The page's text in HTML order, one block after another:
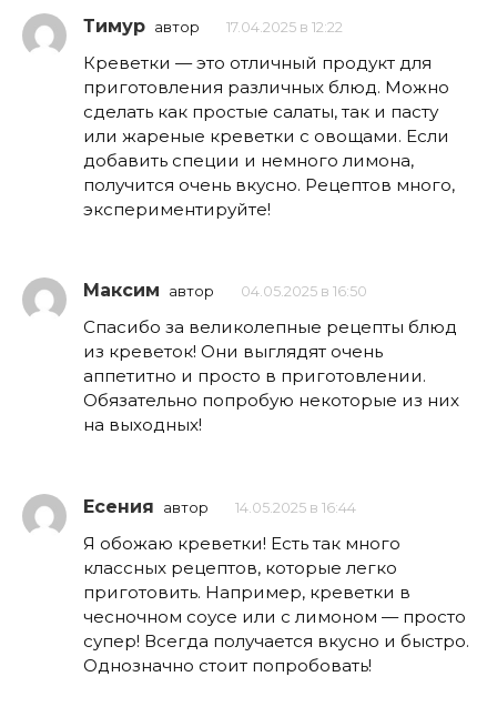
Тимур автор 17.04.2025 в 12:22
Креветки — это отличный продукт для
приготовления различных блюд. Можно
сделать как простые салаты, так и пасту
или жареные креветки с овощами. Если
добавить специи и немного лимона,
получится очень вкусно. Рецептов много,
экспериментируйте!
Максим автор 04.05.2025 в 16:50
Спасибо за великолепные рецепты блюд
из креветок! Они выглядят очень
аппетитно и просто в приготовлении.
Обязательно попробую некоторые из них
на выходных!
Есения автор 14.05.2025 в 16:44
Я обожаю креветки! Есть так много
классных рецептов, которые легко
приготовить. Например, креветки в
чесночном соусе или с лимоном — просто
супер! Всегда получается вкусно и быстро.
Однозначно стоит попробовать!